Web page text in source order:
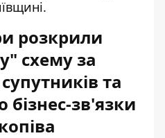
розкрили
схему за
та
бізнес-зв'язки